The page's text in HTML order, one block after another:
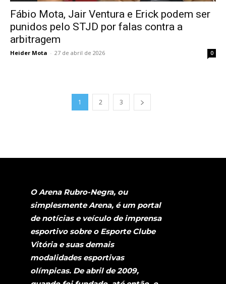
Fábio Mota, Jair Ventura e Erick podem ser
punidos pelo STJD por falas contra a
arbitragem
Heider Mota - 27 de abril de 2026 0
1 2 3
O Arena Rubro-Negra, ou
simplesmente Arena, é um portal
de notícias e veículo de imprensa
esportivo sobre o Esporte Clube
Vitória e suas demais
modalidades esportivas
olímpicas. De abril de 2009,